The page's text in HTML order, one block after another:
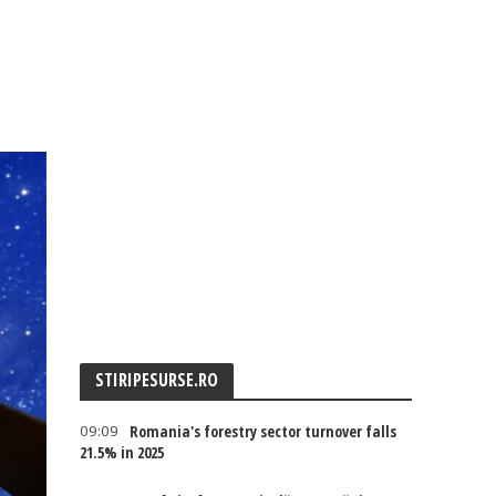
STIRIPESURSE.RO
09:09
Romania's forestry sector turnover falls
21.5% in 2025